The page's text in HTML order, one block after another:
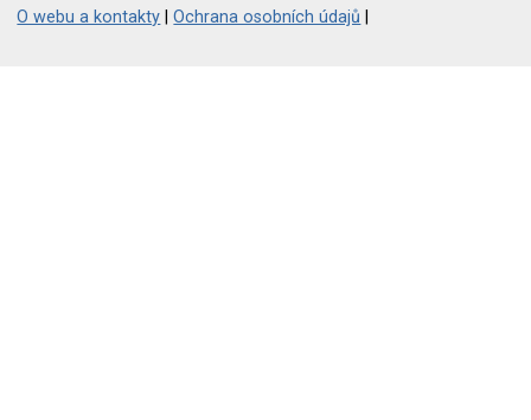
O webu a kontakty |Ochrana osobních údajů